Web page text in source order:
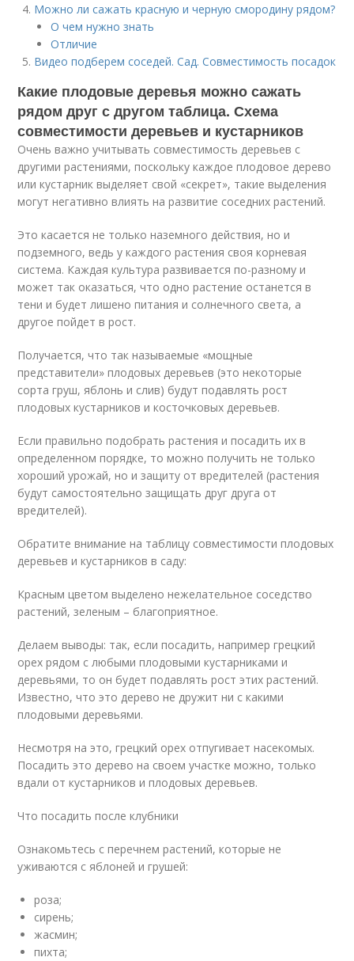
Можно ли сажать красную и черную смородину рядом?
О чем нужно знать
Отличие
Видео подберем соседей. Сад. Совместимость посадок
Какие плодовые деревья можно сажать
рядом друг с другом таблица. Схема
совместимости деревьев и кустарников
Очень важно учитывать совместимость деревьев с
другими растениями, поскольку каждое плодовое дерево
или кустарник выделяет свой «секрет», такие выделения
могут негативно влиять на развитие соседних растений.
Это касается не только наземного действия, но и
подземного, ведь у каждого растения своя корневая
система. Каждая культура развивается по-разному и
может так оказаться, что одно растение останется в
тени и будет лишено питания и солнечного света, а
другое пойдет в рост.
Получается, что так называемые «мощные
представители» плодовых деревьев (это некоторые
сорта груш, яблонь и слив) будут подавлять рост
плодовых кустарников и косточковых деревьев.
Если правильно подобрать растения и посадить их в
определенном порядке, то можно получить не только
хороший урожай, но и защиту от вредителей (растения
будут самостоятельно защищать друг друга от
вредителей).
Обратите внимание на таблицу совместимости плодовых
деревьев и кустарников в саду:
Красным цветом выделено нежелательное соседство
растений, зеленым – благоприятное.
Делаем выводы: так, если посадить, например грецкий
орех рядом с любыми плодовыми кустарниками и
деревьями, то он будет подавлять рост этих растений.
Известно, что это дерево не дружит ни с какими
плодовыми деревьями.
Несмотря на это, грецкий орех отпугивает насекомых.
Посадить это дерево на своем участке можно, только
вдали от кустарников и плодовых деревьев.
Что посадить после клубники
Ознакомьтесь с перечнем растений, которые не
уживаются с яблоней и грушей:
роза;
сирень;
жасмин;
пихта;